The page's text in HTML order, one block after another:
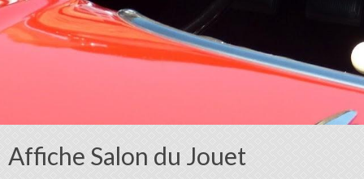
Affiche Salon du Jouet